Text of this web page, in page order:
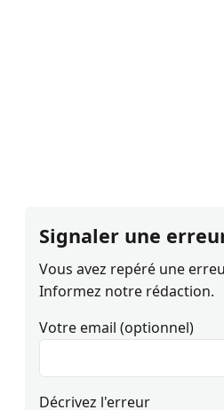
Signaler une
Vous avez repéré une
Informez notre rédaction.
Votre email (optionnel)
Décrivez l'erreur